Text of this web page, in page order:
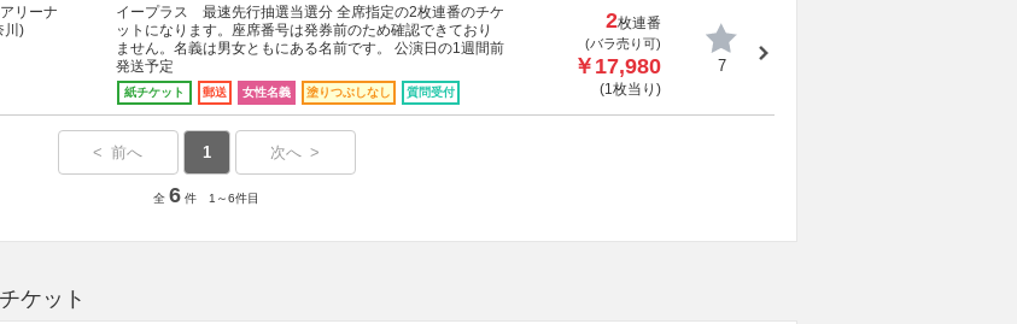
リーナ
川)
イープラス 最速先行抽選当選分 全席指定の2枚連番のチケ
ットになります。座席番号は発券前のため確認できており
ません。名義は男女ともにある名前です。 公演日の1週間前
発送予定
紙チケット 郵送 女性名義 塗りつぶしなし 質問受付
2枚連番
(バラ売り可)
￥17,980
(1枚当り)
7
< 前へ 1 次へ >
全 6 件 1～6件目
ケット